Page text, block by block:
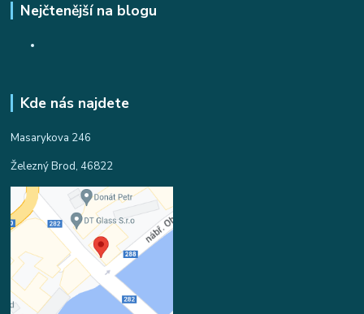
Nejčtenější na blogu
Kde nás najdete
Masarykova 246
Železný Brod, 46822